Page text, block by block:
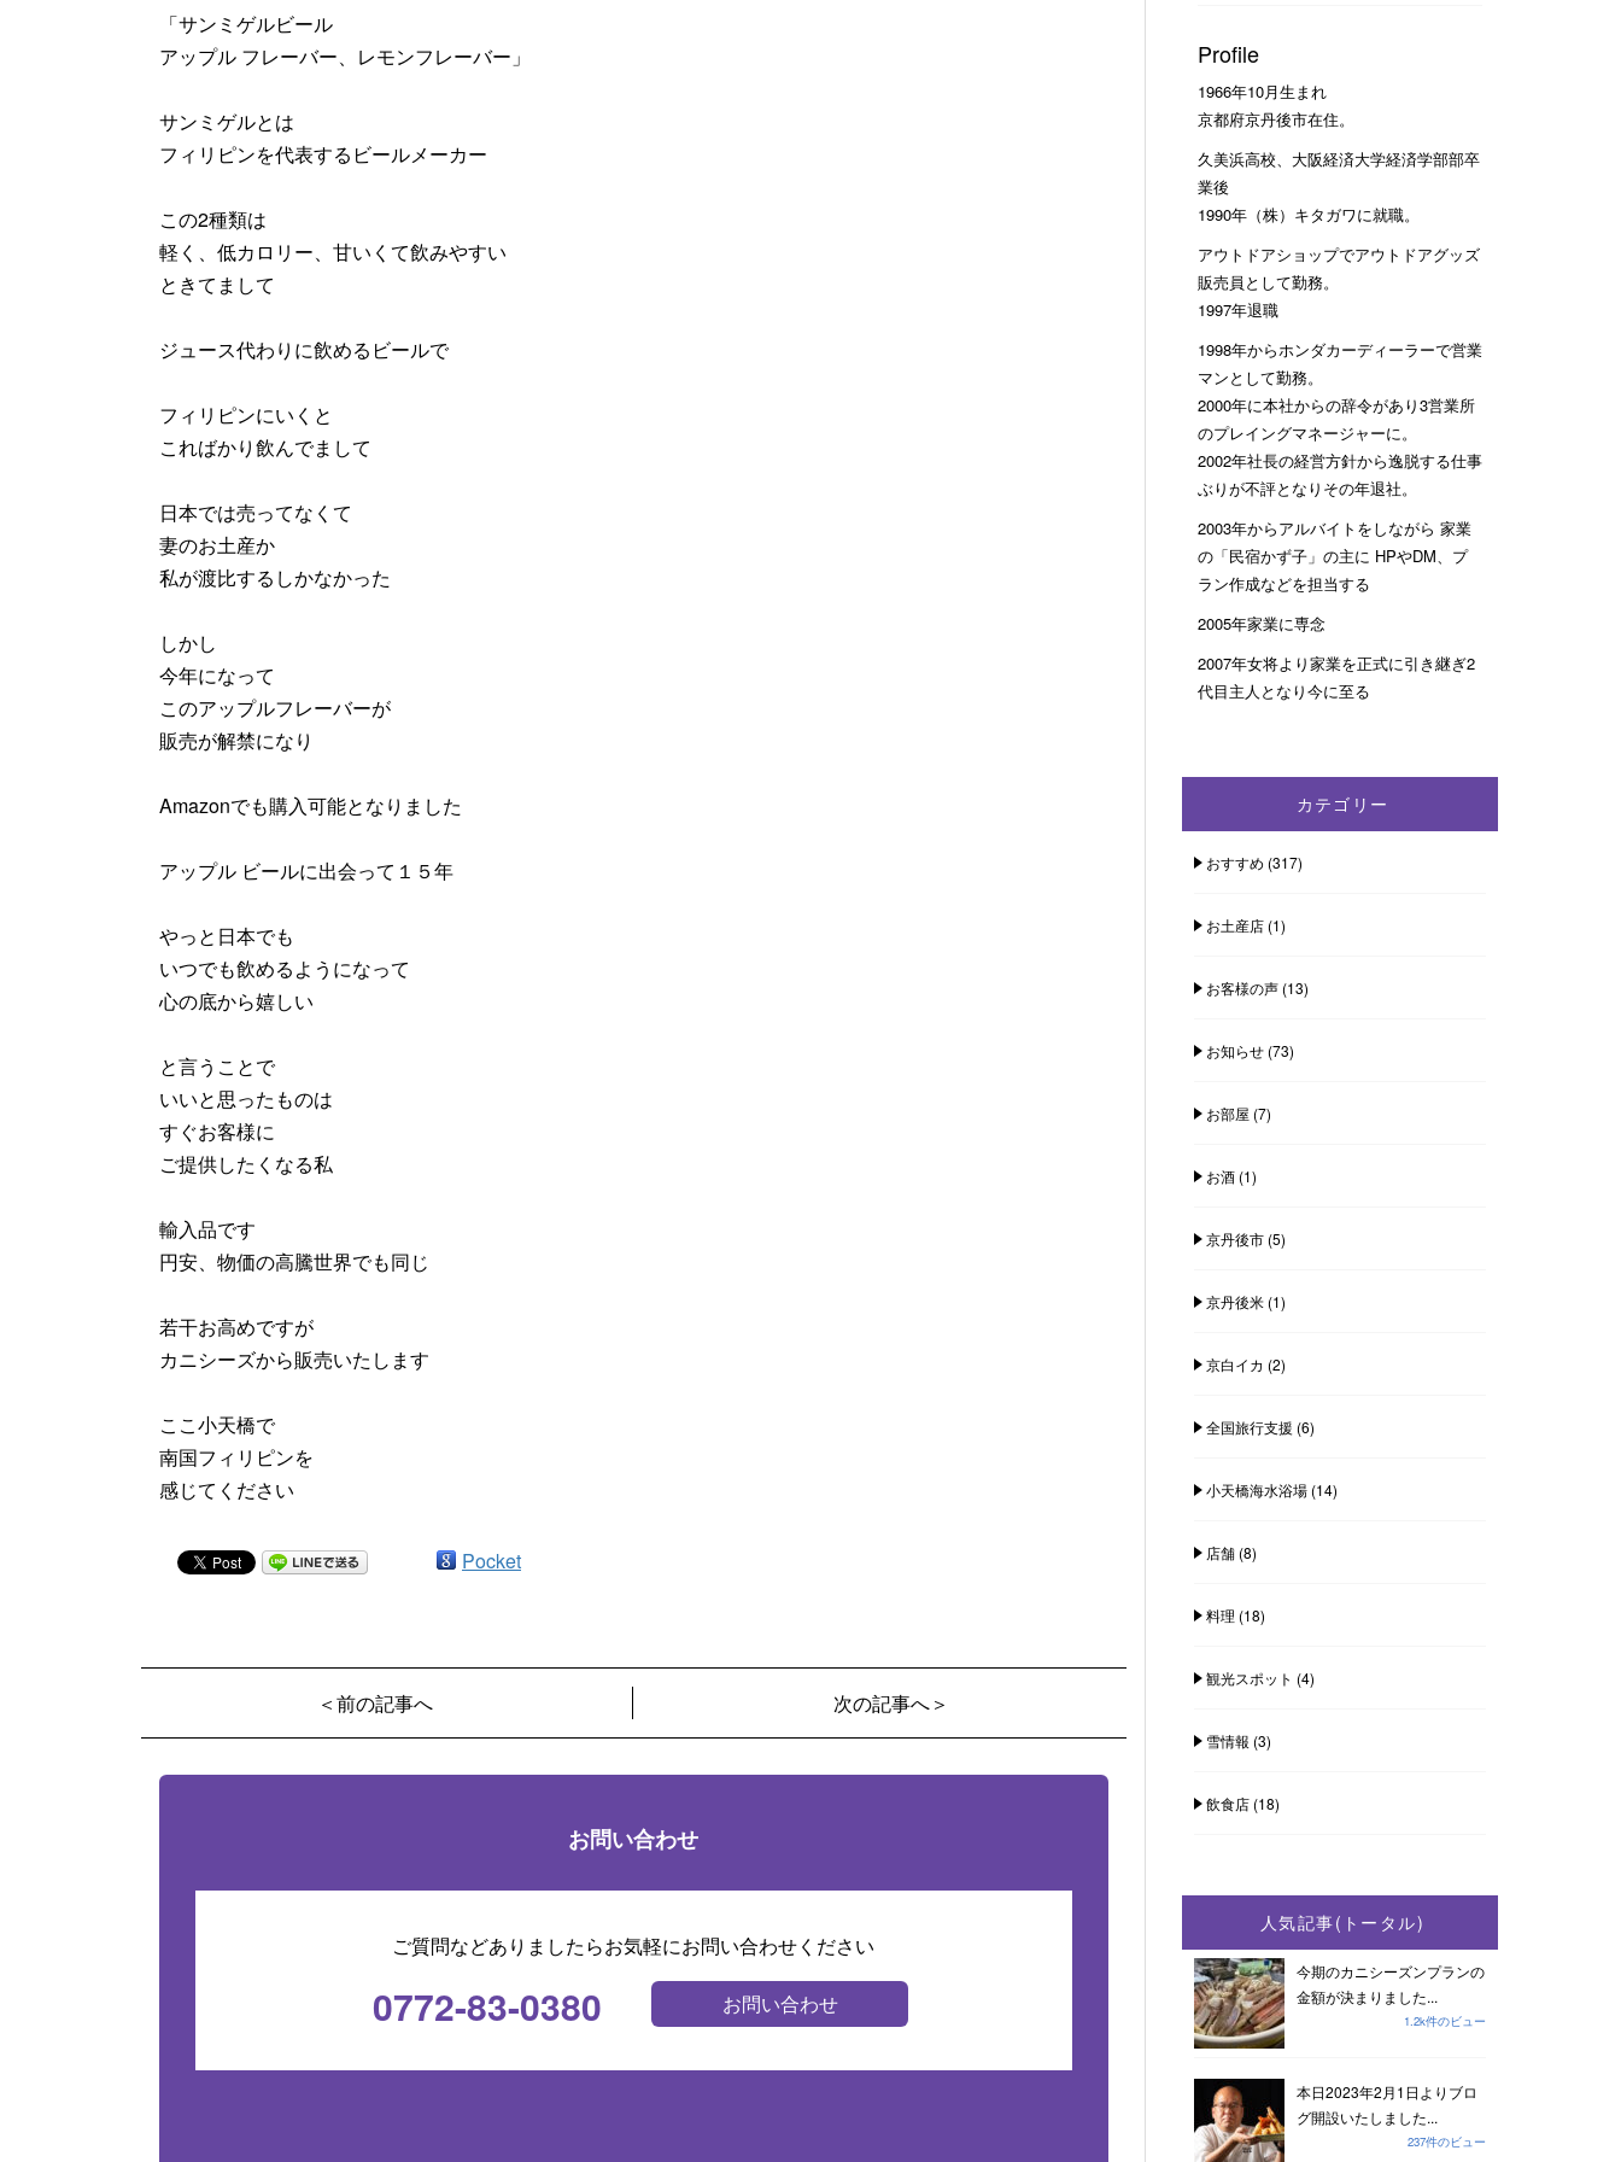
「サンミゲルビール
アップル フレーバー、レモンフレーバー」
サンミゲルとは
フィリピンを代表するビールメーカー
この2種類は
軽く、低カロリー、甘いくて飲みやすい
ときてまして
ジュース代わりに飲めるビールで
フィリピンにいくと
こればかり飲んでまして
日本では売ってなくて
妻のお土産か
私が渡比するしかなかった
しかし
今年になって
このアップルフレーバーが
販売が解禁になり
Amazonでも購入可能となりました
アップル ビールに出会って１５年
やっと日本でも
いつでも飲めるようになって
心の底から嬉しい
と言うことで
いいと思ったものは
すぐお客様に
ご提供したくなる私
輸入品です
円安、物価の高騰世界でも同じ
若干お高めですが
カニシーズから販売いたします
ここ小天橋で
南国フィリピンを
感じてください
Pocket
＜前の記事へ 次の記事へ＞
お問い合わせ
ご質問などありましたらお気軽にお問い合わせください
0772-83-0380 お問い合わせ
Profile
1966年10月生まれ
京都府京丹後市在住。
久美浜高校、大阪経済大学経済学部部卒
業後
1990年（株）キタガワに就職。
アウトドアショップでアウトドアグッズ
販売員として勤務。
1997年退職
1998年からホンダカーディーラーで営業
マンとして勤務。
2000年に本社からの辞令があり3営業所
のプレイングマネージャーに。
2002年社長の経営方針から逸脱する仕事
ぶりが不評となりその年退社。
2003年からアルバイトをしながら 家業
の「民宿かず子」の主に HPやDM、プ
ラン作成などを担当する
2005年家業に専念
2007年女将より家業を正式に引き継ぎ2
代目主人となり今に至る
カテゴリー
おすすめ (317)
お土産店(1)
お客様の声(13)
お知らせ(73)
お部屋 (7)
お酒(1)
京丹後市(5)
京丹後米(1)
京白イカ (2)
全国旅行支援 (6)
小天橋海水浴場(14)
店舗(8)
料理 (18)
観光スポット (4)
雪情報 (3)
飲食店(18)
人気記事(トータル)
今期のカニシーズンプランの
金額が決まりました...
1.2k件のビュー
本日2023年2月1日よりブロ
グ開設いたしました...
237件のビュー